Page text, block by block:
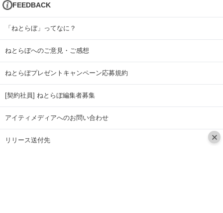
FEEDBACK
「ねとらぼ」ってなに？
ねとらぼへのご意見・ご感想
ねとらぼプレゼントキャンペーン応募規約
[契約社員] ねとらぼ編集者募集
アイティメディアへのお問い合わせ
リリース送付先